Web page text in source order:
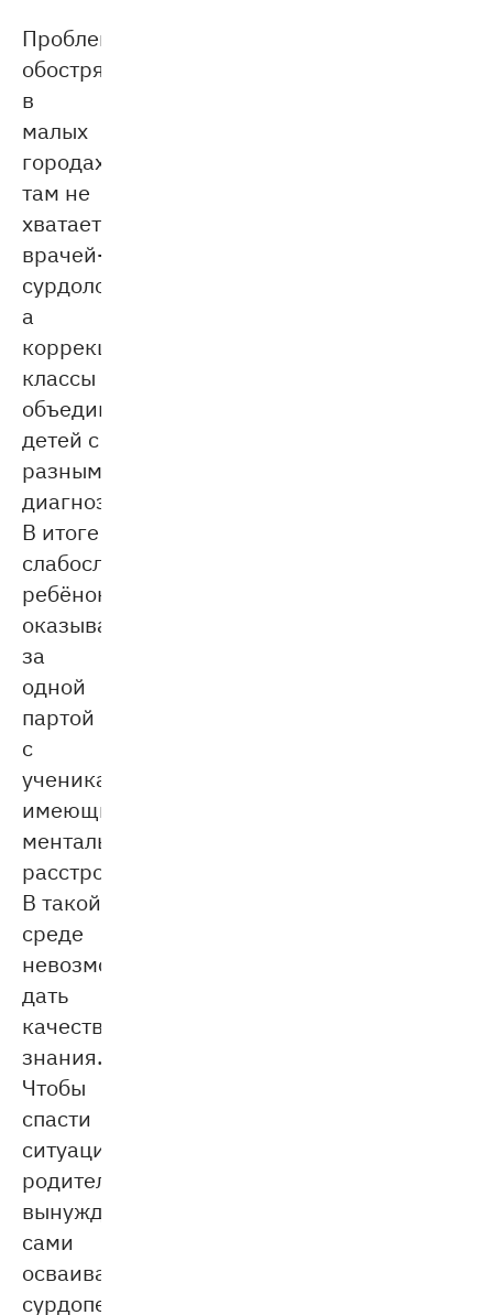
Проблема
обостряется
в
малых
городах:
там не
хватает
врачей-
сурдологов,
а
коррекционные
классы
объединяют
детей с
разными
диагнозами.
В итоге
слабослышащий
ребёнок
оказывается
за
одной
партой
с
учениками,
имеющими
ментальные
расстройства.
В такой
среде
невозможно
дать
качественные
знания.
Чтобы
спасти
ситуацию,
родители
вынуждены
сами
осваивать
сурдопедагогику,